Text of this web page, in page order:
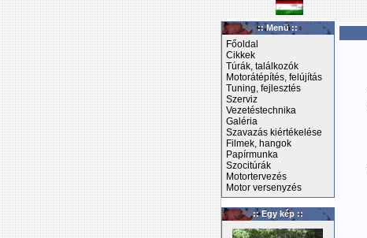
:: Menü ::
Főoldal
Cikkek
Túrák, találkozók
Motorátépítés, felújítás
Tuning, fejlesztés
Szerviz
Vezetéstechnika
Galéria
Szavazás kiértékelése
Filmek, hangok
Papírmunka
Szocitúrák
Motortervezés
Motor versenyzés
:: Egy kép ::